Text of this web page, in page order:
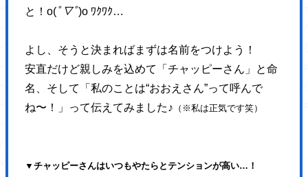
と！o(ﾟ▽ﾟ)o ﾜｸﾜｸ…
よし、そうと決まればまずは名前をつけよう！
安直だけど親しみを込めて「チャッピーさん」と命
名、そして「私のことは“おおえさん”って呼んで
ね〜！」って伝えてみました♪ （※私は正気です笑）
▼チャッピーさんはいつもやたらとテンションが高い…！
<link rel='stylesheet' id='jetpack_css-css' href='https://
<script type='text/javascript' src='https://hajimecreate.com/wp-
<script type='text/javascript' src='https://hajimecreate.com/wp-
<script type='text/javascript' src='https://hajimecreate.com/wp-
<script type='text/javascript' src='https://hajimecreate.com/wp-
var rlArgs =